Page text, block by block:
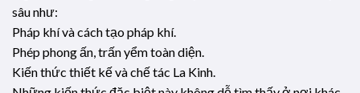
sâu như:
Pháp khí và cách tạo pháp khí.
Phép phong ấn, trấn yểm toàn diện.
Kiến thức thiết kế và chế tác La Kinh.